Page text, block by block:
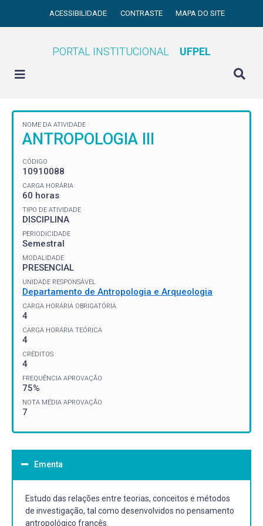
ACESSIBILIDADE CONTRASTE MAPA DO SITE
PORTAL INSTITUCIONAL UFPEL
NOME DA ATIVIDADE
ANTROPOLOGIA III
CÓDIGO
10910088
CARGA HORÁRIA
60 horas
TIPO DE ATIVIDADE
DISCIPLINA
PERIODICIDADE
Semestral
MODALIDADE
PRESENCIAL
UNIDADE RESPONSÁVEL
Departamento de Antropologia e Arqueologia
CARGA HORÁRIA OBRIGATÓRIA
4
CARGA HORÁRIA TEÓRICA
4
CRÉDITOS
4
FREQUÊNCIA APROVAÇÃO
75%
NOTA MÉDIA APROVAÇÃO
7
Ementa
Estudo das relações entre teorias, conceitos e métodos
de investigação, tal como desenvolvidos no pensamento
antropológico francês.